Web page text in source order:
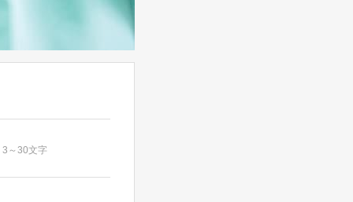
～30文字